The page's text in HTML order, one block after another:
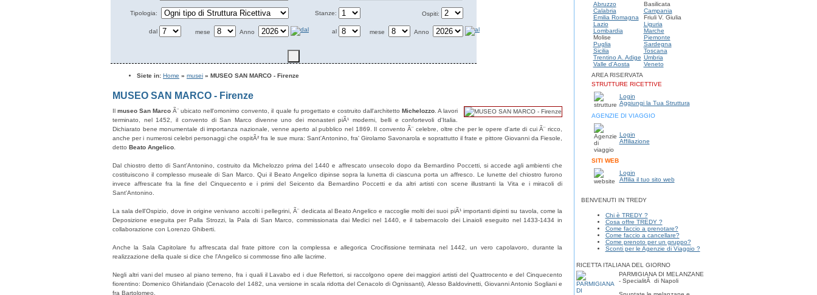
Tipologia: Stanze: Ospiti:
dal mese Anno al mese Anno
Siete in: Home » musei » MUSEO SAN MARCO - Firenze
MUSEO SAN MARCO - Firenze
Ilmuseo San Marco Ã¨ ubicato nell'omonimo convento, il quale fu progettato e costruito dall'architetto Michelozzo. A lavori
terminato, nel 1452, il convento di San Marco divenne uno dei monasteri piÃ¹ moderni, belli e confortevoli d'Italia.
Dichiarato bene monumentale di importanza nazionale, venne aperto al pubblico nel 1869. Il convento Ã¨ celebre, oltre che per le opere d'arte di cui Ã¨ ricco,
anche per i numerosi celebri personaggi che ospitÃ² fra le sue mura: Sant'Antonino, fra' Girolamo Savonarola e soprattutto il frate e pittore Giovanni da Fiesole,
detto Beato Angelico
Dal chiostro detto di Sant'Antonino, costruito da Michelozzo prima del 1440 e affrescato unsecolo dopo da Bernardino Poccetti, si accede agli ambienti che
costituiscono il complesso museale di San Marco. Qui il Beato Angelico dipinse sopra la lunetta di ciascuna porta un affresco. Le lunette del chiostro furono
invece affrescate fra la fine del Cinquecento e i primi del Seicento da Bernardino Poccetti e da altri artisti con scene illustranti la Vita e i miracoli di
Sant'Antonino.
La sala dell'Ospizio, dove in origine venivano accolti i pellegrini, Ã¨ dedicata al Beato Angelico e raccoglie molti dei suoi piÃ¹ importanti dipinti su tavola, come la
Deposizione eseguita per Palla Strozzi, la Pala di San Marco, commissionata dai Medici nel 1440, e il tabernacolo dei Linaioli eseguito nel 1433-1434 in
collaborazione con Lorenzo Ghiberti.
Anche la Sala Capitolare fu affrescata dal frate pittore con la complessa e allegorica Crocifissione terminata nel 1442, un vero capolavoro, durante la
realizzazione della quale si dice che l'Angelico si commosse fino alle lacrime.
Negli altri vani del museo al piano terreno, fra i quali il Lavabo ed i due Refettori, si raccolgono opere dei maggiori artisti del Quattrocento e del Cinquecento
fiorentino: Domenico Ghirlandaio (Cenacolo del 1482, una versione in scala ridotta del Cenacolo di Ognissanti), Alesso Baldovinetti, Giovanni Antonio Sogliani e
fra Bartolomeo.
Abruzzo
Calabria
Emilia Romagna
Lazio
Lombardia
Molise
Puglia
Sicilia
Trentino A. Adige
Valle d'Aosta
Basilicata
Campania
Friuli V. Giulia
Liguria
Marche
Piemonte
Sardegna
Toscana
Umbria
Veneto
AREA RISERVATA
STRUTTURE RICETTIVE
Login
Aggiungi la Tua Struttura
AGENZIE DI VIAGGIO
Login
Affiliazione
SITI WEB
Login
Affilia il tuo sito web
BENVENUTI IN TREDY
Chi è TREDY ?
Cosa offre TREDY ?
Come faccio a prenotare?
Come faccio a cancellare?
Come prenoto per un gruppo?
Sconti per le Agenzie di Viaggio ?
RICETTA ITALIANA DEL GIORNO
PARMIGIANA DI MELANZANE
- SpecialitÃ di Napoli